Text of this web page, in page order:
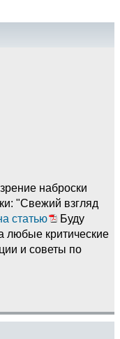
наброски
"Свежий взгляд
статью
Буду
любые критические
и советы по